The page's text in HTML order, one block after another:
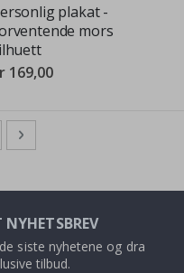
plakat -
mors
169,00
reading page
Side
Neste
siste nyhetene og dra
tilbud.